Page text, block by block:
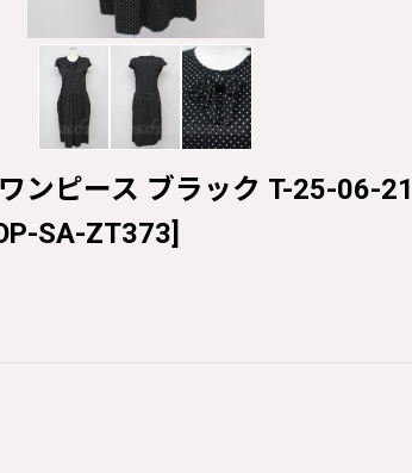
ンピース ブラック T-25-06-
SA-ZT373]